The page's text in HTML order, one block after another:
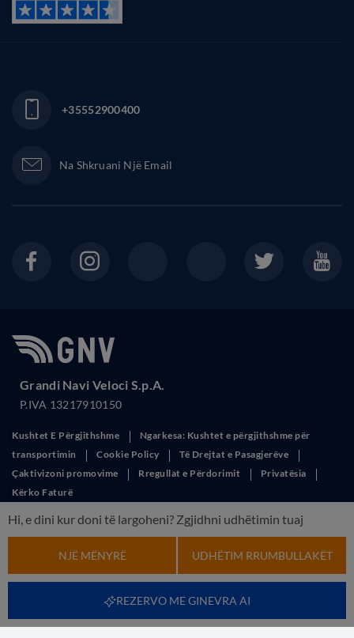
Hi, e dini kur doni të largoheni? Zgjidhni udhëtimin tuaj
NJË MËNYRË UDHËTIM RRUMBULLAKËT
REZERVO ME GINEVRA AI
+35552900400
Na Shkruani Një Email
Grandi Navi Veloci S.p.A.
P.IVA 13217910150
Kushtet E Përgjithshme
Ngarkesa: Kushtet e përgjithshme për
transportimin
Cookie Policy
Të Drejtat e Pasagjerëve
Çaktivizoni promovime
Rregullat e Përdorimit
Privatësia
Kërko Faturë
This site is protected by reCAPTCHA and the GooglePrivacy Policy
Terms of Service